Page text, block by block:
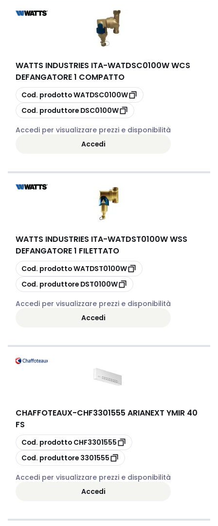
WATTS INDUSTRIES ITA-WATDSC0100W WCS
DEFANGATORE 1 COMPATTO
copia
Cod. prodottoWATDSC0100W
copia
Cod. produttore DSC0100W
Accedi per visualizzare prezzi e disponibilità
Accedi
WATTS INDUSTRIES ITA-WATDST0100W WSS
DEFANGATORE 1 FILETTATO
copia
Cod. prodottoWATDST0100W
copia
Cod. produttore DST0100W
Accedi per visualizzare prezzi e disponibilità
Accedi
CHAFFOTEAUX-CHF3301555 ARIANEXT YMIR 40
FS
copia
Cod. prodotto CHF3301555
copia
Cod. produttore 3301555
Accedi per visualizzare prezzi e disponibilità
Accedi